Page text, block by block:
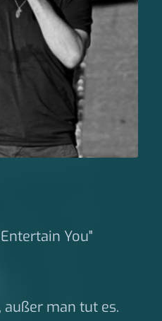
You"
außer man tut es.